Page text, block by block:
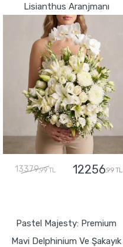
Lisianthus Aranjmanı
13379,99 TL 12256,99 TL
Pastel Majesty: Premium
Mavi Delphinium Ve Şakayık